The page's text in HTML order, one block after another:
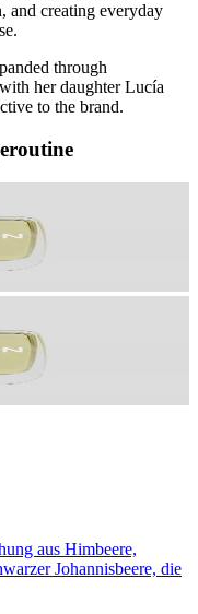
and creating everyday
through
her daughter Lucía
to the brand.
aus Himbeere,
Johannisbeere, die